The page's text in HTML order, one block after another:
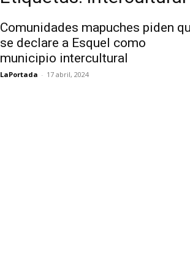
Comunidades mapuches piden
se declare a Esquel como
municipio intercultural
LaPortada - 17 abril, 2024